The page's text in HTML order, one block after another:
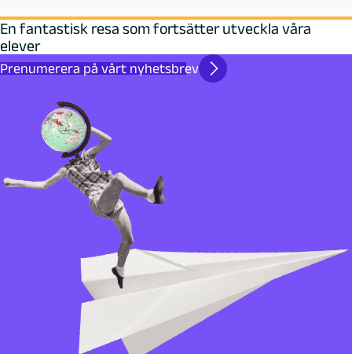
En fantastisk resa som fortsätter utveckla våra
elever
Prenumerera på vårt nyhetsbrev